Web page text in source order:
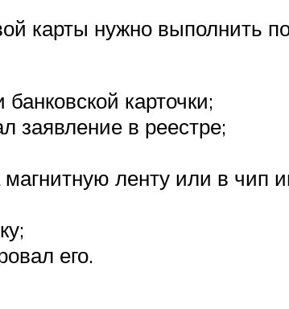
карты нужно выполнить
карточки;
заявление в реестре;
магнитную ленту или в
его.